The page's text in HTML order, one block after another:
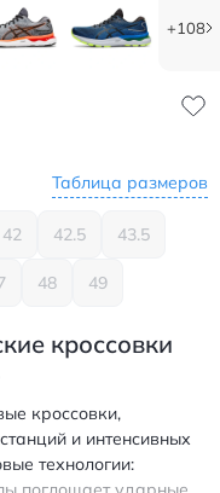
+108
Таблица размеров
42 42.5 43.5
48 49
кроссовки
кроссовки,
и интенсивных
технологии: